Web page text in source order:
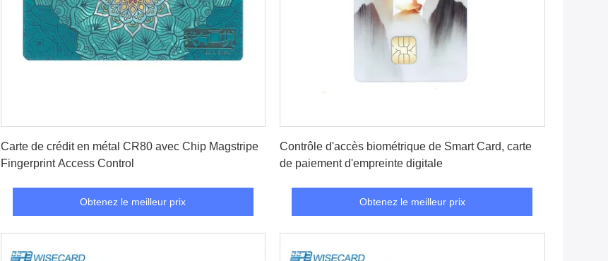
Carte de crédit en métal CR80 avec Chip Magstripe
Fingerprint Access Control
Obtenez le meilleur prix
Contrôle d'accès biométrique de Smart Card, carte
de paiement d'empreinte digitale
Obtenez le meilleur prix